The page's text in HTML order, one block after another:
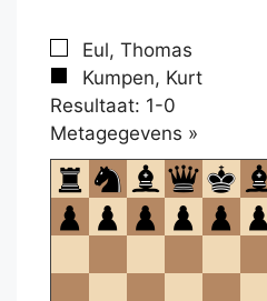
Eul, Thomas
Kumpen, Kurt
Resultaat: 1-0
Metagegevens »
om
te
openen.